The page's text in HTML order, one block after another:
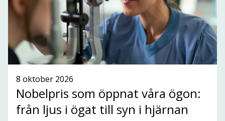
SE ALLA NYHETER
8 oktober 2026
Nobelpris som öppnat våra ögon:
från ljus i ögat till syn i hjärnan